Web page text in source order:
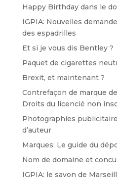
Happy Birthday dans le
IGPIA: Nouvelles
des espadrilles
Et si je vous dis Bentley ?
Paquet de cigarettes
Brexit, et maintenant ?
Contrefaçon de marque
Droits du licencié non
Photographies
d’auteur
Marques: Le guide du
Nom de domaine et
IGPIA: le savon de